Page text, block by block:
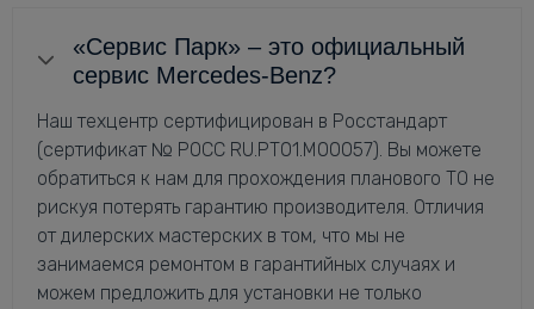
«Сервис Парк» – это официальный
сервис Mercedes-Benz?
Наш техцентр сертифицирован в Росстандарт
(сертификат № РОСС RU.РТ01.М00057). Вы можете
обратиться к нам для прохождения планового ТО не
рискуя потерять гарантию производителя. Отличия
от дилерских мастерских в том, что мы не
занимаемся ремонтом в гарантийных случаях и
можем предложить для установки не только